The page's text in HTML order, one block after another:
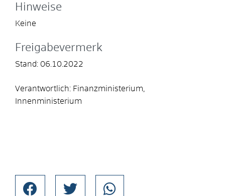
Hinweise
Keine
Freigabevermerk
Stand: 06.10.2022
Verantwortlich: Finanzministerium,
Innenministerium